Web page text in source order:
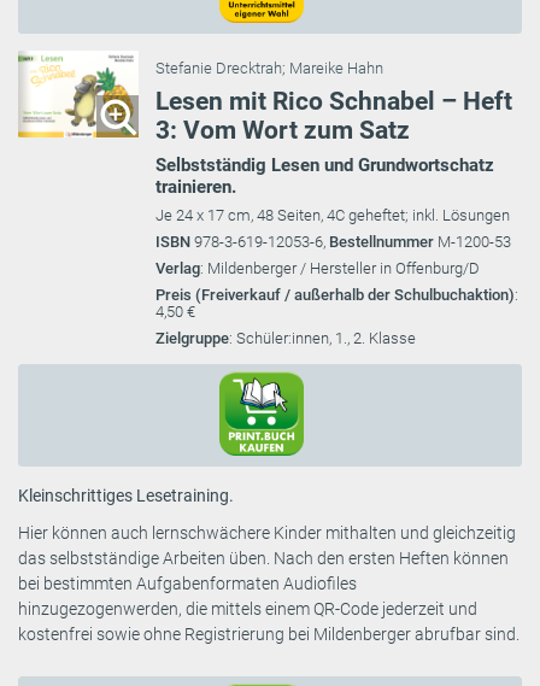
Stefanie Drecktrah; Mareike Hahn
Lesen mit Rico Schnabel – Heft
3: Vom Wort zum Satz
Selbstständig Lesen und Grundwortschatz
trainieren.
Je 24 x 17 cm, 48 Seiten, 4C geheftet; inkl. Lösungen
ISBN 978-3-619-12053-6, Bestellnummer M-1200-53
Verlag: Mildenberger / Hersteller in Offenburg/D
Preis (Freiverkauf / außerhalb der Schulbuchaktion):
4,50 €
Zielgruppe: Schüler:innen, 1., 2. Klasse
Kleinschrittiges Lesetraining.
Hier können auch lernschwächere Kinder mithalten und gleichzeitig
das selbstständige Arbeiten üben. Nach den ersten Heften können
bei bestimmten Aufgabenformaten Audiofiles
hinzugezogenwerden, die mittels einem QR-Code jederzeit und
kostenfrei sowie ohne Registrierung bei Mildenberger abrufbar sind.